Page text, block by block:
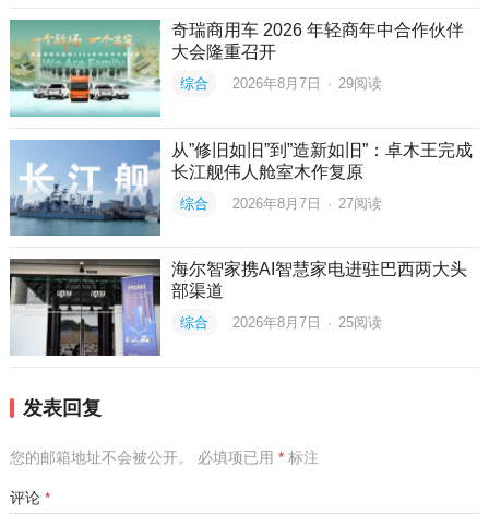
奇瑞商用车 2026 年轻商年中合作伙伴
大会隆重召开
综合 2026年8月7日 · 29阅读
从”修旧如旧”到”造新如旧”：卓木王完成
长江舰伟人舱室木作复原
综合 2026年8月7日 · 27阅读
海尔智家携AI智慧家电进驻巴西两大头
部渠道
综合 2026年8月7日 · 25阅读
发表回复
您的邮箱地址不会被公开。 必填项已用 *标注
评论 *